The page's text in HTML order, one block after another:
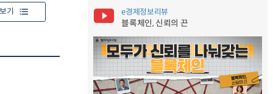
기 e경제정보리뷰
블록체인, 신뢰의 끈